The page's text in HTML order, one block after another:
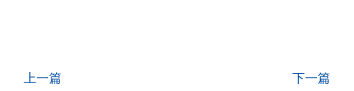
上一篇 下一篇